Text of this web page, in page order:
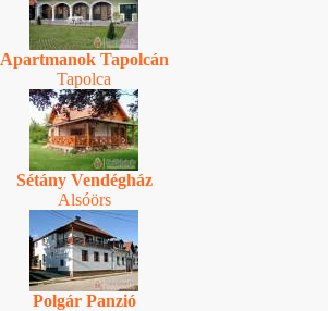
Apartmanok Tapolcán
Tapolca
Sétány Vendégház
Alsóörs
Polgár Panzió